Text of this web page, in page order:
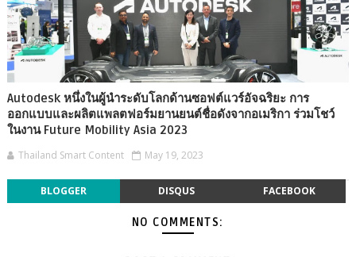
Autodesk หนึ่งในผู้นำระดับโลกด้านซอฟต์แวร์อัจฉริยะ การ
ออกแบบและผลิตแพลตฟอร์มยานยนต์ชื่อดังจากอเมริกา ร่วมโชว์
ในงาน Future Mobility Asia 2023
Thailand Smart Content May 19, 2023
BLOGGER DISQUS FACEBOOK
NO COMMENTS: